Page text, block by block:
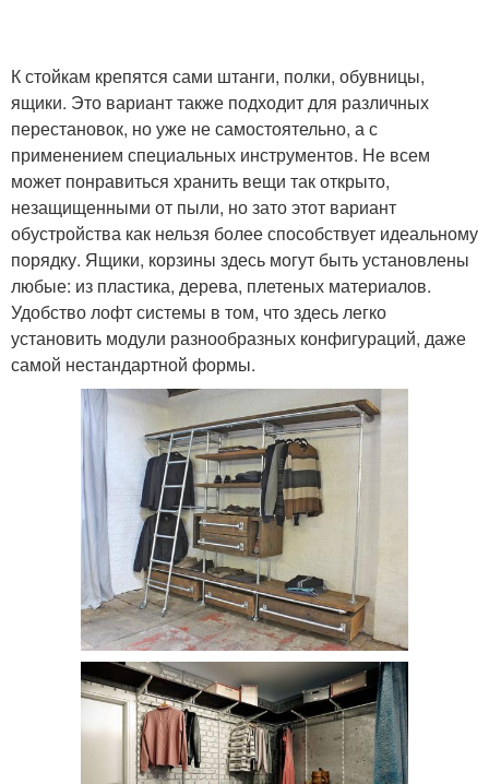
К стойкам крепятся сами штанги, полки, обувницы,
ящики. Это вариант также подходит для различных
перестановок, но уже не самостоятельно, а с
применением специальных инструментов. Не всем
может понравиться хранить вещи так открыто,
незащищенными от пыли, но зато этот вариант
обустройства как нельзя более способствует идеальному
порядку. Ящики, корзины здесь могут быть установлены
любые: из пластика, дерева, плетеных материалов.
Удобство лофт системы в том, что здесь легко
установить модули разнообразных конфигураций, даже
самой нестандартной формы.